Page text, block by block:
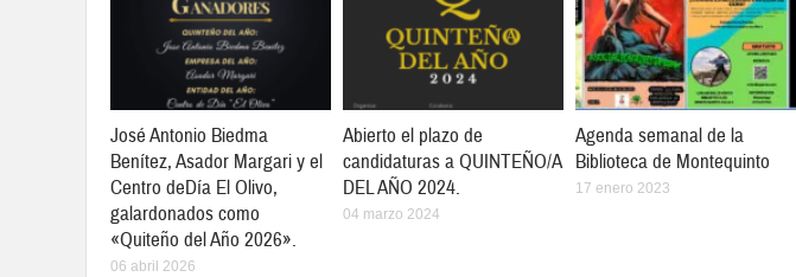
José Antonio Biedma
Benítez, Asador Margari y el
Centro deDía El Olivo,
galardonados como
«Quiteño del Año 2026».
06 abril 2026
Abierto el plazo de
candidaturas a QUINTEÑO/A
DEL AÑO 2024.
04 marzo 2024
Agenda semanal de la
Biblioteca de Montequinto
17 enero 2023